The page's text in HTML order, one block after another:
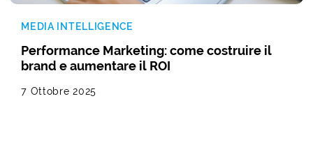
MEDIA INTELLIGENCE
Performance Marketing: come costruire il
brand e aumentare il ROI
7 Ottobre 2025